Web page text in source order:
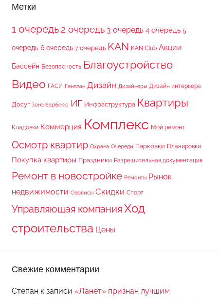
Метки
1 очередь2 очередь 3 очередь 4 очередь 5
очередь 6 очередь 7 очередь KAN KAN Club Акции
Бассейн Безопасность Благоустройство
Видео ГАСИ Генплан Дизайн Дизайнеры Дизайн интерьера
Досуг Зона барбекю ИГ Инфраструктура Квартиры
Кладовки Коммерция Комплекс Мой ремонт
Осмотр квартир Охрана Очереди Парковки Планировки
Покупка квартиры Праздники Разрешительная документация
Ремонт в новостройке Ремонты Рынок
недвижимости Сервисы Скидки Спорт
Управляющая компания Ход
строительства Цены
Свежие комментарии
Степан к записи «Ланет» признан лучшим